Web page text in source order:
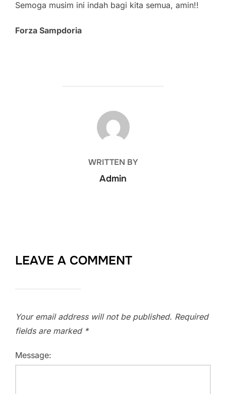
Semoga musim ini indah bagi kita semua, amin!!
Forza Sampdoria
POST AUTHOR
WRITTEN BY
Admin
LEAVE A COMMENT
Your email address will not be published. Required
fields are marked *
Message: